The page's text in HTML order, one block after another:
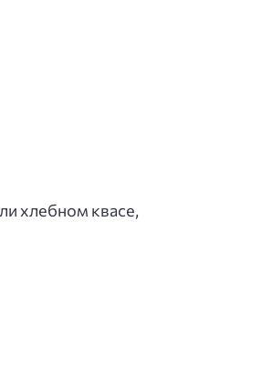
хлебном квасе,